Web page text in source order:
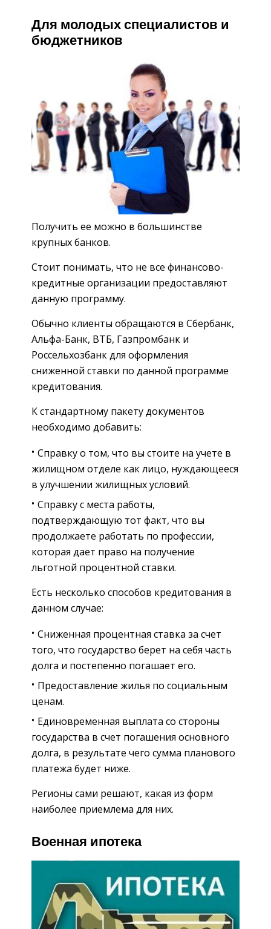
Для молодых специалистов и
бюджетников
Получить ее можно в большинстве
крупных банков.
Стоит понимать, что не все финансово-
кредитные организации предоставляют
данную программу.
Обычно клиенты обращаются в Сбербанк,
Альфа-Банк, ВТБ, Газпромбанк и
Россельхозбанк для оформления
сниженной ставки по данной программе
кредитования.
К стандартному пакету документов
необходимо добавить:
Справку о том, что вы стоите на учете в
жилищном отделе как лицо, нуждающееся
в улучшении жилищных условий.
Справку с места работы,
подтверждающую тот факт, что вы
продолжаете работать по профессии,
которая дает право на получение
льготной процентной ставки.
Есть несколько способов кредитования в
данном случае:
Сниженная процентная ставка за счет
того, что государство берет на себя часть
долга и постепенно погашает его.
Предоставление жилья по социальным
ценам.
Единовременная выплата со стороны
государства в счет погашения основного
долга, в результате чего сумма планового
платежа будет ниже.
Регионы сами решают, какая из форм
наиболее приемлема для них.
Военная ипотека